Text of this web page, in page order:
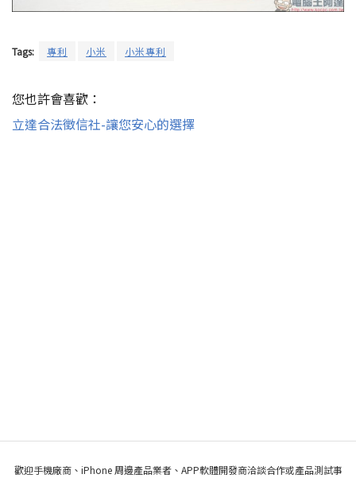
Tags: 專利 小米 小米專利
您也許會喜歡：
立達合法徵信社-讓您安心的選擇
歡迎手機廠商、iPhone 周邊產品業者、APP軟體開發商洽談合作或產品測試事